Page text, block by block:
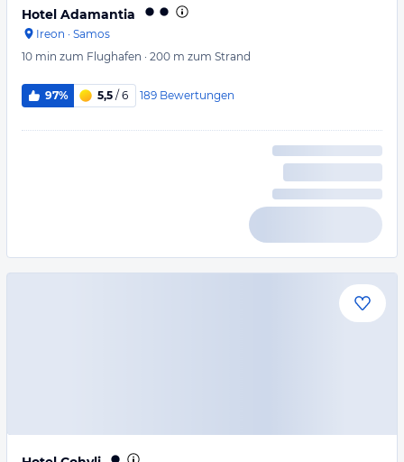
Hotel Adamantia
Ireon · Samos
10 min zum Flughafen · 200 m zum Strand
97% 5,5 / 6 189 Bewertungen